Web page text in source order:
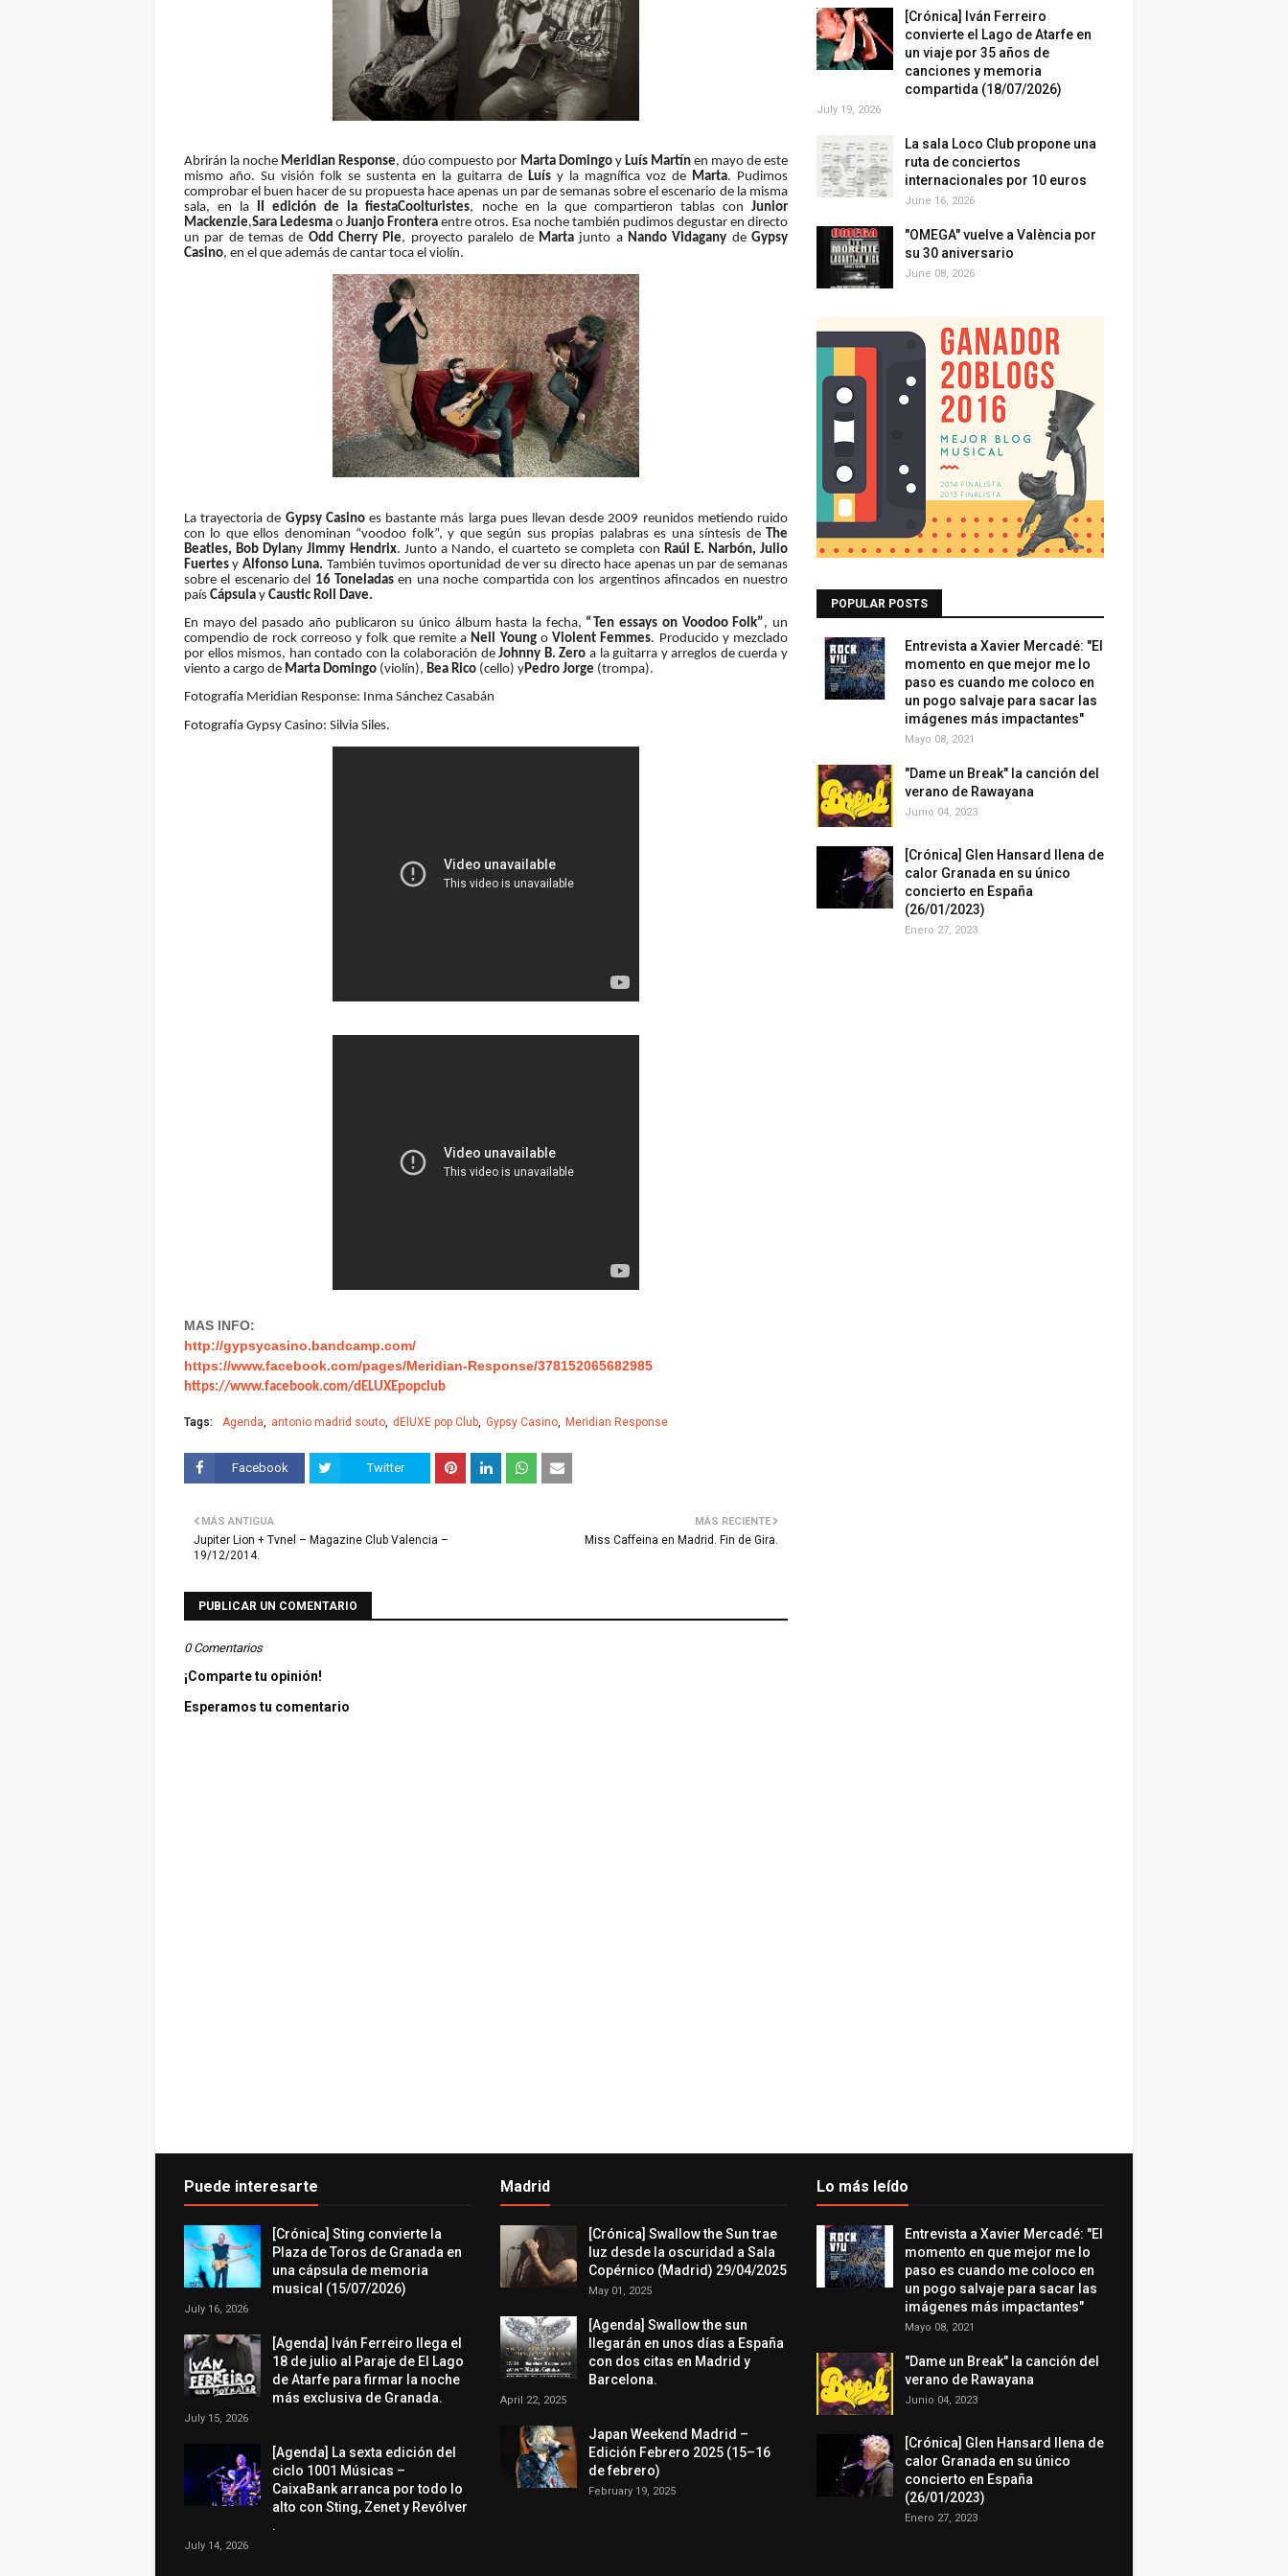
Abrirán la noche Meridian Response, dúo compuesto por Marta Domingoy Luís Martínen mayo de este
mismo año. Su visión folk se sustenta en la guitarra de Luís y la magnífica voz de Marta. Pudimos
comprobar el buen hacer de su propuesta hace apenas un par de semanas sobre el escenario de la misma
sala, en la
II edición de la fiestaCoolturistes, noche en la que compartieron tablas conJunior
Mackenzie,Sara Ledesma o Juanjo Frontera entre otros. Esa noche también pudimos degustar en directo
un par de temas de Odd Cherry Pie, proyecto paralelo de Marta junto a Nando Vidagany deGypsy
Casino, en el que además de cantar toca el violín.
La trayectoria de Gypsy Casinoes bastante más larga pues llevan desde 2009 reunidos metiendo ruido
con lo que ellos denominan “voodoo folk”, y que según sus propias palabras es una síntesis de The
Beatles, Bob Dylany Jimmy Hendrix. Junto a Nando, el cuarteto se completa con Raúl E. Narbón, Julio
Fuertesy Alfonso Luna. También tuvimos oportunidad de ver su directo hace apenas un par de semanas
sobre el escenario del 16 Toneladas en una noche compartida con los argentinos afincados en nuestro
país Cápsula y Caustic Roll Dave.
En mayo del pasado año publicaron su único álbum hasta la fecha, “Ten essays on Voodoo Folk”, un
compendio de rock correoso y folk que remite a Neil Youngo Violent Femmes. Producido y mezclado
por ellos mismos, han contado con la colaboración deJohnny B. Zero a la guitarra y arreglos de cuerda y
viento a cargo de Marta Domingo (violín), Bea Rico (cello) yPedro Jorge (trompa).
Fotografía Meridian Response: Inma Sánchez Casabán
Fotografía Gypsy Casino: Silvia Siles.
MAS INFO:
http://gypsycasino.bandcamp.com/
https://www.facebook.com/pages/Meridian-Response/378152065682985
https://www.facebook.com/dELUXEpopclub
Tags: Agenda antonio madrid souto dElUXE pop Club Gypsy Casino Meridian Response
Facebook Twitter
MÁS RECIENTE
Miss Caffeina en Madrid. Fin de Gira.
MÁS ANTIGUA
Jupiter Lion + Tvnel – Magazine Club Valencia –
19/12/2014.
PUBLICAR UN COMENTARIO
0 Comentarios
¡Comparte tu opinión!
Esperamos tu comentario
[Crónica] Iván Ferreiro
convierte el Lago de Atarfe en
un viaje por 35 años de
canciones y memoria
compartida (18/07/2026)
July 19, 2026
La sala Loco Club propone una
ruta de conciertos
internacionales por 10 euros
June 16, 2026
"OMEGA" vuelve a València por
su 30 aniversario
June 08, 2026
POPULAR POSTS
Entrevista a Xavier Mercadé: "El
momento en que mejor me lo
paso es cuando me coloco en
un pogo salvaje para sacar las
imágenes más impactantes"
Mayo 08, 2021
"Dame un Break" la canción del
verano de Rawayana
Junio 04, 2023
[Crónica] Glen Hansard llena de
calor Granada en su único
concierto en España
(26/01/2023)
Enero 27, 2023
Puede interesarte
[Crónica] Sting convierte la
Plaza de Toros de Granada en
una cápsula de memoria
musical (15/07/2026)
July 16, 2026
[Agenda] Iván Ferreiro llega el
18 de julio al Paraje de El Lago
de Atarfe para firmar la noche
más exclusiva de Granada.
July 15, 2026
[Agenda] La sexta edición del
ciclo 1001 Músicas –
CaixaBank arranca por todo lo
alto con Sting, Zenet y Revólver
.
July 14, 2026
Madrid
[Crónica] Swallow the Sun trae
luz desde la oscuridad a Sala
Copérnico (Madrid) 29/04/2025
May 01, 2025
[Agenda] Swallow the sun
llegarán en unos días a España
con dos citas en Madrid y
Barcelona.
April 22, 2025
Japan Weekend Madrid –
Edición Febrero 2025 (15–16
de febrero)
February 19, 2025
Lo más leído
Entrevista a Xavier Mercadé: "El
momento en que mejor me lo
paso es cuando me coloco en
un pogo salvaje para sacar las
imágenes más impactantes"
Mayo 08, 2021
"Dame un Break" la canción del
verano de Rawayana
Junio 04, 2023
[Crónica] Glen Hansard llena de
calor Granada en su único
concierto en España
(26/01/2023)
Enero 27, 2023